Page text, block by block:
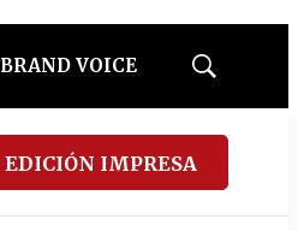
BRAND VOICE
Mostrar
EDICIÓN IMPRESA